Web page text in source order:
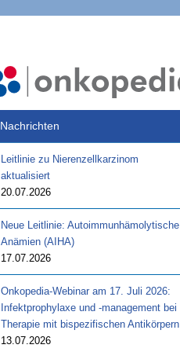
Nachrichten
Leitlinie zu Nierenzellkarzinom
aktualisiert
20.07.2026
Neue Leitlinie: Autoimmunhämolytische
Anämien (AIHA)
17.07.2026
Onkopedia-Webinar am 17. Juli 2026:
Infektprophylaxe und -management bei
Therapie mit bispezifischen Antikörpern
13.07.2026